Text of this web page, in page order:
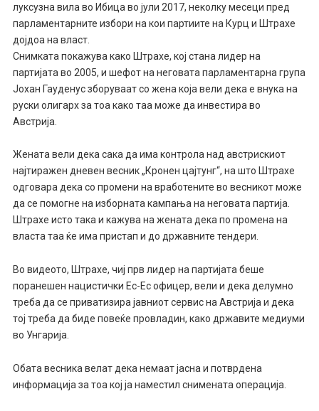
луксузна вила во Ибица во јули 2017, неколку месеци пред
парламентарните избори на кои партиите на Курц и Штрахе
дојдоа на власт.
Снимката покажува како Штрахе, кој стана лидер на
партијата во 2005, и шефот на неговата парламентарна група
Јохан Гауденус зборуваат со жена која вели дека е внука на
руски олигарх за тоа како таа може да инвестира во
Австрија.
Жената вели дека сака да има контрола над австрискиот
најтиражен дневен весник „Кронен цајтунг“, на што Штрахе
одговара дека со промени на вработените во весникот може
да се помогне на изборната кампања на неговата партија.
Штрахе исто така и кажува на жената дека по промена на
власта таа ќе има пристап и до државните тендери.
Во видеото, Штрахе, чиј прв лидер на партијата беше
поранешен нацистички Ес-Ес офицер, вели и дека делумно
треба да се приватизира јавниот сервис на Австрија и дека
тој треба да биде повеќе провладин, како државите медиуми
во Унгарија.
Обата весника велат дека немаат јасна и потврдена
информација за тоа кој ја наместил снимената операција.